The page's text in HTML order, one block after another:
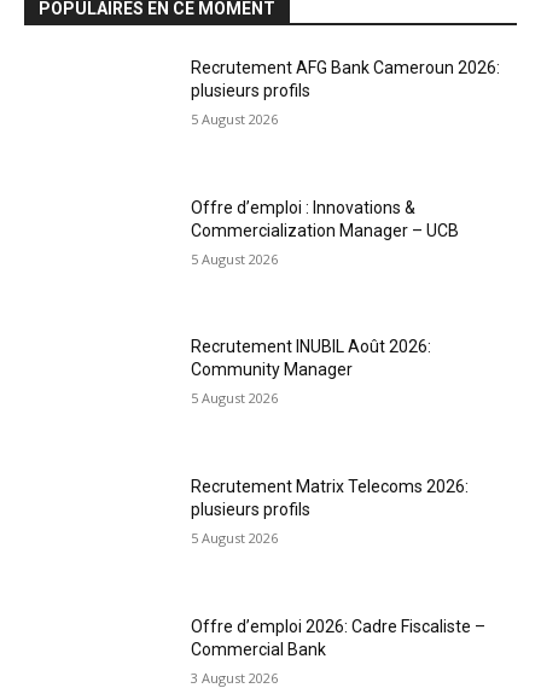
POPULAIRES EN CE MOMENT
Recrutement AFG Bank Cameroun 2026:
plusieurs profils
5 August 2026
Offre d’emploi : Innovations &
Commercialization Manager – UCB
5 August 2026
Recrutement INUBIL Août 2026:
Community Manager
5 August 2026
Recrutement Matrix Telecoms 2026:
plusieurs profils
5 August 2026
Offre d’emploi 2026: Cadre Fiscaliste –
Commercial Bank
3 August 2026